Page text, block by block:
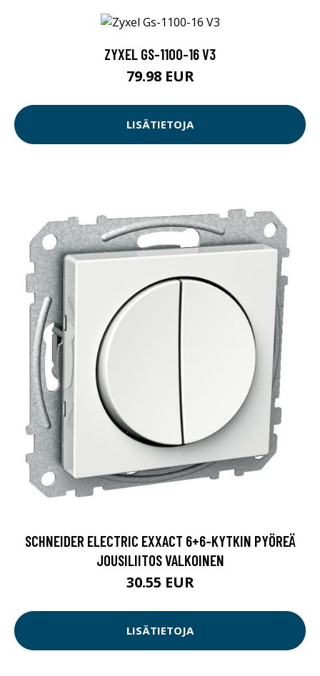
ZYXEL GS-1100-16 V3
79.98 EUR
LISÄTIETOJA
SCHNEIDER ELECTRIC EXXACT 6+6-KYTKIN PYÖREÄ
JOUSILIITOS VALKOINEN
30.55 EUR
LISÄTIETOJA